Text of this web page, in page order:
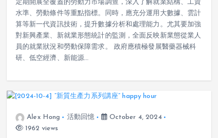
定期開展全覆蓋的勞動力市場調查，深入了解就業結構、工資
水準、勞動條件等重點指標。同時，應充分運用大數據、雲計
算等新一代資訊技術，提升數據分析和處理能力。尤其要加強
對新興產業、新就業形態統計的監測，全面反映新業態從業人
員的就業狀況和勞動保障需求。 政府應積極發展醫藥器械科
研、低空經濟、新能源…
Alex Hong 活動回憶
October 4, 2024
1962 views